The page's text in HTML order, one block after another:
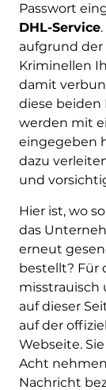
Passwort
DHL-Service
aufgrund der
Kriminellen
damit
diese beiden
werden mit
eingegeben
dazu
und
Hier ist, wo
das
erneut
bestellt? Für
misstrauisch
auf dieser
auf der
Webseite.
Acht
Nachricht